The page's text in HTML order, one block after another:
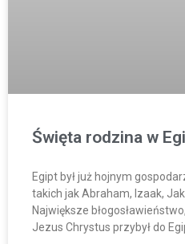
Święta rodzina w
Egipt był już hojnym
takich jak Abraham, Izaak,
Największe
Jezus Chrystus przybył do